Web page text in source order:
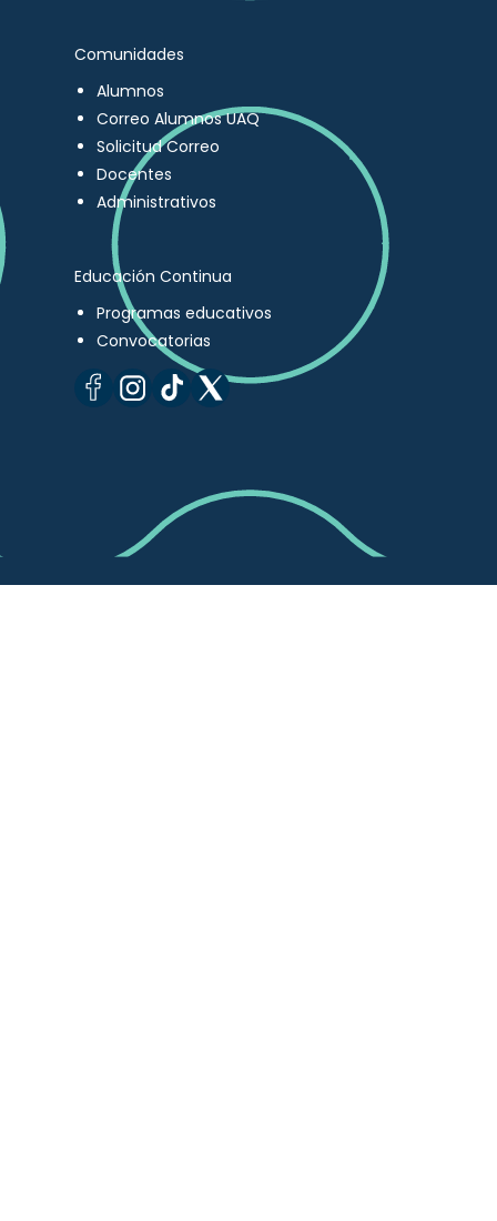
Comunidades
Alumnos
Correo Alumnos UAQ
Solicitud Correo
Docentes
Administrativos
Educación Continua
Programas educativos
Convocatorias